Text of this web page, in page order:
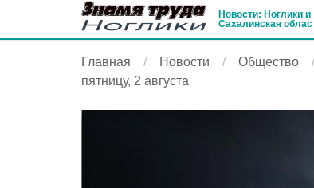
Новости: Ноглики и
Сахалинская
Главная Новости Общество
пятницу, 2 августа